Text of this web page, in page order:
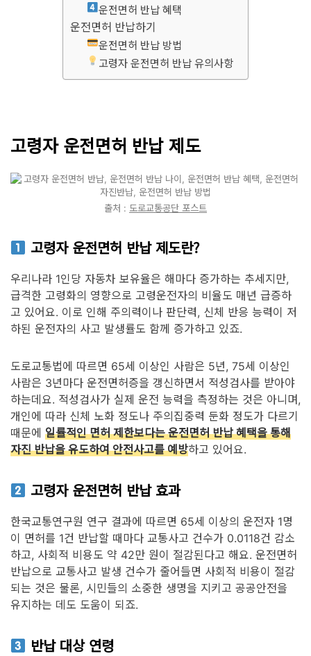
운전면허 반납 혜택
운전면허 반납하기
운전면허 반납 방법
고령자 운전면허 반납 유의사항
고령자 운전면허 반납 제도
출처 : 도로교통공단 포스트
고령자 운전면허 반납 제도란?
우리나라 1인당 자동차 보유율은 해마다 증가하는 추세지만,
급격한 고령화의 영향으로 고령운전자의 비율도 매년 급증하
고 있어요. 이로 인해 주의력이나 판단력, 신체 반응 능력이 저
하된 운전자의 사고 발생률도 함께 증가하고 있죠.
도로교통법에 따르면 65세 이상인 사람은 5년, 75세 이상인
사람은 3년마다 운전면허증을 갱신하면서 적성검사를 받아야
하는데요. 적성검사가 실제 운전 능력을 측정하는 것은 아니며,
개인에 따라 신체 노화 정도나 주의집중력 둔화 정도가 다르기
때문에 일률적인 면허 제한보다는 운전면허 반납 혜택을 통해
자진 반납을 유도하여 안전사고를 예방하고 있어요.
고령자 운전면허 반납 효과
한국교통연구원 연구 결과에 따르면 65세 이상의 운전자 1명
이 면허를 1건 반납할 때마다 교통사고 건수가 0.0118건 감소
하고, 사회적 비용도 약 42만 원이 절감된다고 해요. 운전면허
반납으로 교통사고 발생 건수가 줄어들면 사회적 비용이 절감
되는 것은 물론, 시민들의 소중한 생명을 지키고 공공안전을
유지하는 데도 도움이 되죠.
반납 대상 연령